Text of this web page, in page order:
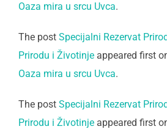
Oaza mira u srcu Uvca.
The post Specijalni Rezervat
Prirodu i Životinje appeared first
Oaza mira u srcu Uvca.
The post Specijalni Rezervat
Prirodu i Životinje appeared first